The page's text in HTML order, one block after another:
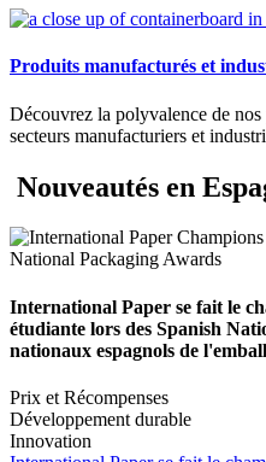
Produits manufacturés et
Découvrez la polyvalence de
secteurs manufacturiers et
Nouveautés en
International Paper se fait le
étudiante lors des Spanish
nationaux espagnols de
Prix et Récompenses
Développement durable
Innovation